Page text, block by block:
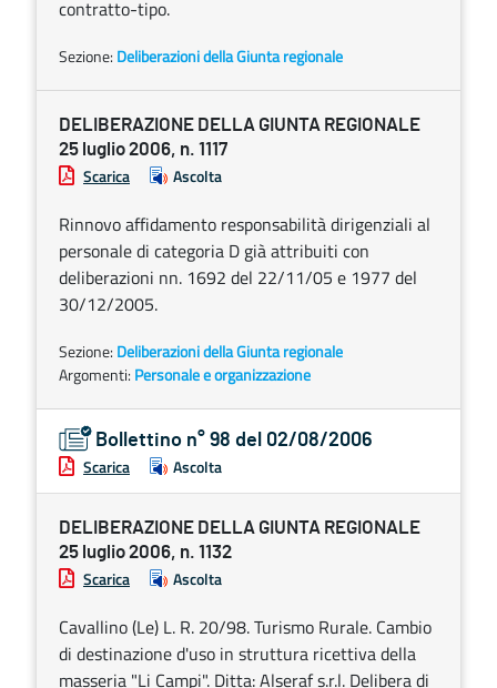
contratto-tipo.
Sezione: Deliberazioni della Giunta regionale
DELIBERAZIONE DELLA GIUNTA REGIONALE
25 luglio 2006, n. 1117
Scarica Ascolta
Rinnovo affidamento responsabilità dirigenziali al
personale di categoria D già attribuiti con
deliberazioni nn. 1692 del 22/11/05 e 1977 del
30/12/2005.
Sezione: Deliberazioni della Giunta regionale
Argomenti: Personale e organizzazione
Bollettino n° 98 del 02/08/2006
Scarica Ascolta
DELIBERAZIONE DELLA GIUNTA REGIONALE
25 luglio 2006, n. 1132
Scarica Ascolta
Cavallino (Le) L. R. 20/98. Turismo Rurale. Cambio
di destinazione d'uso in struttura ricettiva della
masseria "Li Campi". Ditta: Alseraf s.r.l. Delibera di